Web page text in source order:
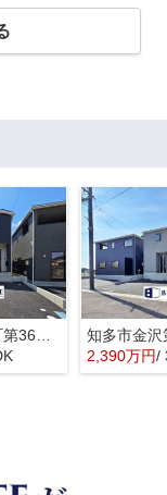
2,390万円/